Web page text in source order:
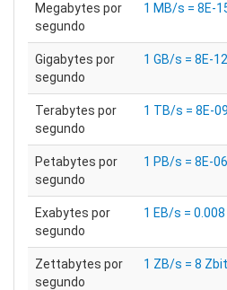
Megabytes por
segundo
1 MB/s = 8E-
Gigabytes por
segundo
1 GB/s = 8E-
Terabytes por
segundo
1 TB/s = 8E-
Petabytes por
segundo
1 PB/s = 8E-
Exabytes por
segundo
1 EB/s =
Zettabytes por
segundo
1 ZB/s = 8